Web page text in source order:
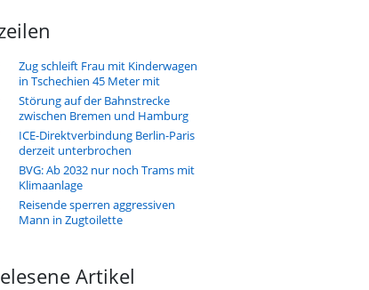
Zug schleift Frau mit Kinderwagen
in Tschechien 45 Meter mit
Störung auf der Bahnstrecke
zwischen Bremen und Hamburg
ICE-Direktverbindung Berlin-Paris
derzeit unterbrochen
BVG: Ab 2032 nur noch Trams mit
Klimaanlage
Reisende sperren aggressiven
Mann in Zugtoilette
Artikel